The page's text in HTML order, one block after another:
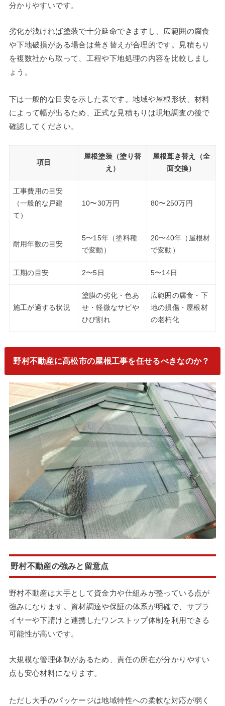
分かりやすいです。
劣化が浅ければ塗装で十分延命できますし、広範囲の腐食
や下地破損がある場合は葺き替えが合理的です。見積もり
を複数社から取って、工程や下地処理の内容を比較しまし
ょう。
下は一般的な目安を示した表です。地域や屋根形状、材料
によって幅が出るため、正式な見積もりは現地調査の後で
確認してください。
項目
屋根塗装（塗り替
え）
屋根葺き替え（全
面交換）
工事費用の目安
（一般的な戸建
て）
10〜30万円 80〜250万円
耐用年数の目安
5〜15年（塗料種
で変動）
20〜40年（屋根材
で変動）
工期の目安 2〜5日 5〜14日
施工が適する状況
塗膜の劣化・色あ
せ・軽微なサビや
ひび割れ
広範囲の腐食・下
地の損傷・屋根材
の老朽化
野村不動産に高松市の屋根工事を任せるべきなのか？
野村不動産の強みと留意点
野村不動産は大手として資金力や仕組みが整っている点が
強みになります。資材調達や保証の体系が明確で、サプラ
イヤーや下請けと連携したワンストップ体制を利用できる
可能性が高いです。
大規模な管理体制があるため、責任の所在が分かりやすい
点も安心材料になります。
ただし大手のパッケージは地域特性への柔軟な対応が弱く